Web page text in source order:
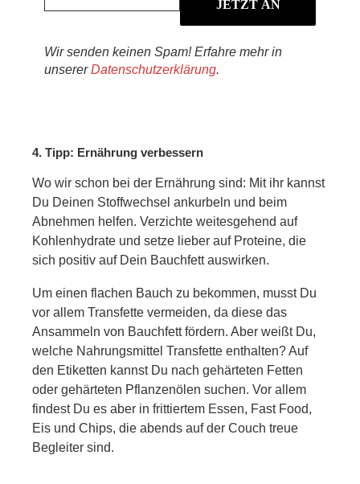
Wir senden keinen Spam! Erfahre mehr in
unsererDatenschutzerklärung.
4. Tipp: Ernährung verbessern
Wo wir schon bei der Ernährung sind: Mit ihr kannst
Du Deinen Stoffwechsel ankurbeln und beim
Abnehmen helfen. Verzichte weitesgehend auf
Kohlenhydrate und setze lieber auf Proteine, die
sich positiv auf Dein Bauchfett auswirken.
Um einen flachen Bauch zu bekommen, musst Du
vor allem Transfette vermeiden, da diese das
Ansammeln von Bauchfett fördern. Aber weißt Du,
welche Nahrungsmittel Transfette enthalten? Auf
den Etiketten kannst Du nach gehärteten Fetten
oder gehärteten Pflanzenölen suchen. Vor allem
findest Du es aber in frittiertem Essen, Fast Food,
Eis und Chips, die abends auf der Couch treue
Begleiter sind.